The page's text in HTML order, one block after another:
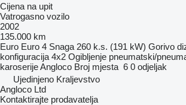
Cijena na upit
Vatrogasno vozilo
2002
135.000 km
Euro Euro 4 Snaga 260 k.s. (191 kW) Gorivo
konfiguracija 4x2 Ogibljenje pneumatski/
karoserijeAngloco Broj mjesta 6 0 odjeljak
Ujedinjeno Kraljevstvo
Angloco Ltd
Kontaktirajte prodavatelja